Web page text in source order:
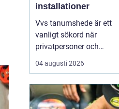
installationer
Vvs tanumshede är ett
vanligt sökord när
privatpersoner och
företag behöver hjälp
med värme, vatten och
Många undrar vad som
skiljer en seriös vvs
04 augusti 2026